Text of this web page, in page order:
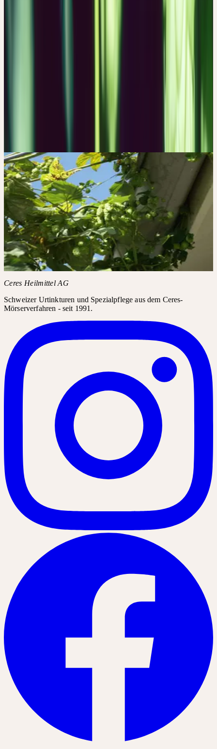
9. Kalbermatten, R. Wesen und Signatur der Heilpflanzen.
CERES-MÖRSERVERFAHREN —
VOLLSTÄNDIG.
Bildergalerie
CERES AUF
INSTAGRAM#HUMULUS /
#HUMULUSLUPULUS
Instagram-Posts benötigen Ihre Zustimmung für Drittanbieter-
Inhalte.
Instagram laden
Ceres Heilmittel AG
Schweizer Urtinkturen und Spezialpflege aus dem Ceres-
Mörserverfahren - seit 1991.